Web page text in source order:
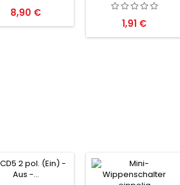
Preis
8,90 €
Preis
1,91 €